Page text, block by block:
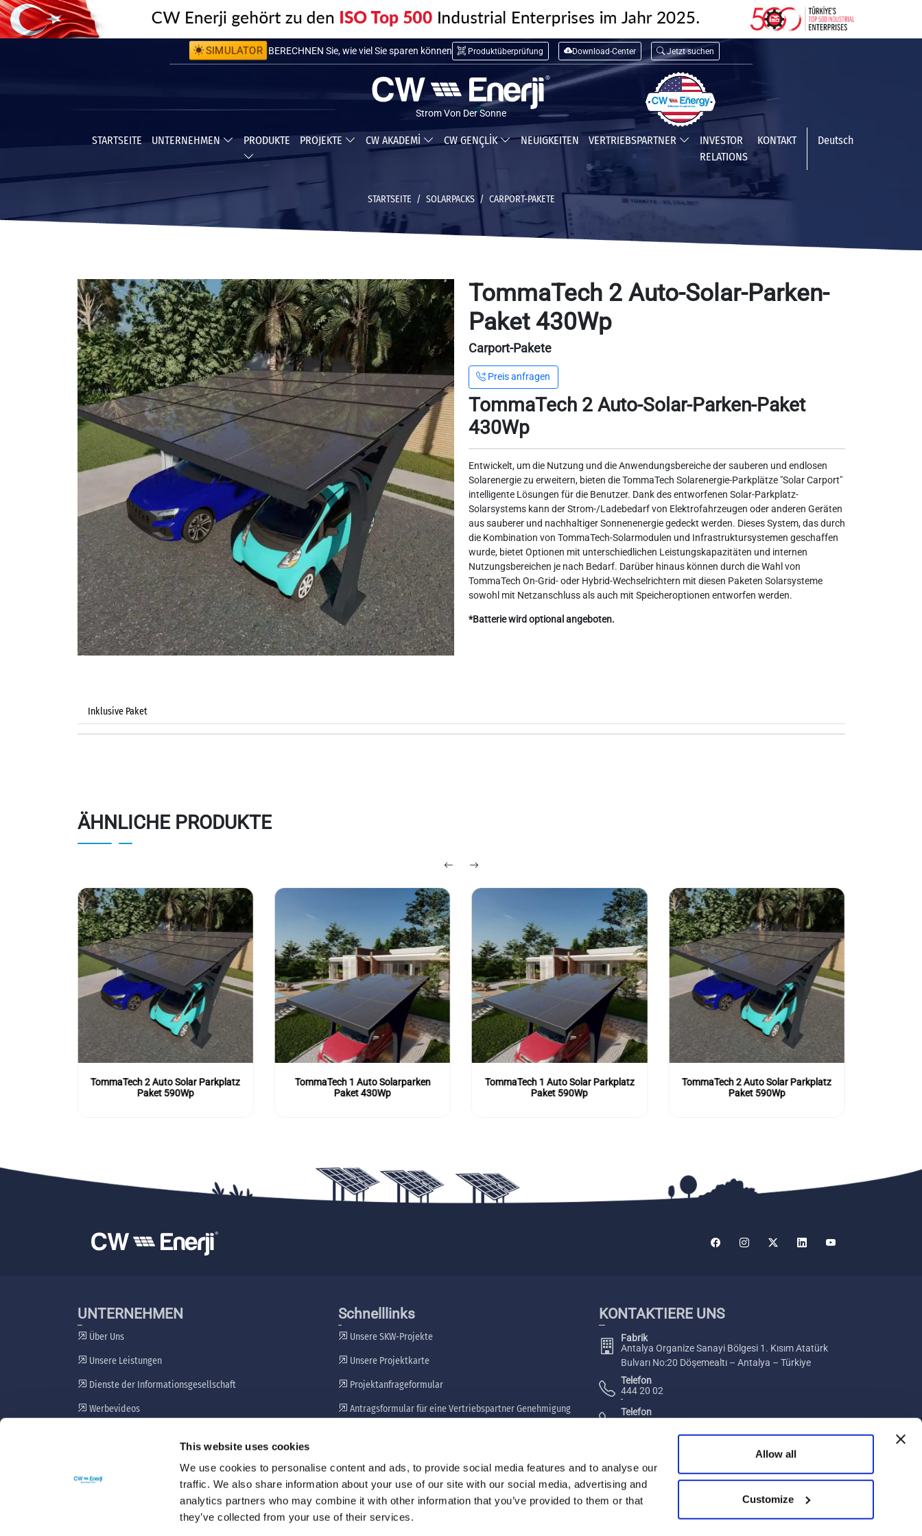
This website uses cookies
We use cookies to personalise content and ads, to provide social media features and to analyse our
traffic. We also share information about your use of our site with our social media, advertising and
analytics partners who may combine it with other information that you’ve provided to them or that
they’ve collected from your use of their services.
Allow all
Customize
SIMULATOR BERECHNEN Sie die Installationskosten
BERECHNEN Sie, wie viel Sie sparen können
Produktüberprüfung Download-Center Jetzt suchen
Strom Von Der Sonne
STARTSEITE UNTERNEHMEN PRODUKTE PROJEKTE CW AKADEMİ CW GENÇLİK NEUIGKEITEN VERTRIEBSPARTNER
INVESTOR
RELATIONS
KONTAKT Deutsch
STARTSEITE SOLARPACKS CARPORT-PAKETE
TommaTech 2 Auto-Solar-Parken-
Paket 430Wp
Carport-Pakete
Preis anfragen
TommaTech 2 Auto-Solar-Parken-Paket
430Wp
Entwickelt, um die Nutzung und die Anwendungsbereiche der sauberen und endlosen
Solarenergie zu erweitern, bieten die TommaTech Solarenergie-Parkplätze "Solar Carport"
intelligente Lösungen für die Benutzer. Dank des entworfenen Solar-Parkplatz-
Solarsystems kann der Strom-/Ladebedarf von Elektrofahrzeugen oder anderen Geräten
aus sauberer und nachhaltiger Sonnenenergie gedeckt werden. Dieses System, das durch
die Kombination von TommaTech-Solarmodulen und Infrastruktursystemen geschaffen
wurde, bietet Optionen mit unterschiedlichen Leistungskapazitäten und internen
Nutzungsbereichen je nach Bedarf. Darüber hinaus können durch die Wahl von
TommaTech On-Grid- oder Hybrid-Wechselrichtern mit diesen Paketen Solarsysteme
sowohl mit Netzanschluss als auch mit Speicheroptionen entworfen werden.
*Batterie wird optional angeboten.
Inklusive Paket
ÄHNLICHE PRODUKTE
TommaTech 2 Auto Solar Parkplatz
Paket 590Wp
TommaTech 1 Auto Solarparken
Paket 430Wp
TommaTech 1 Auto Solar Parkplatz
Paket 590Wp
TommaTech 2 Auto Solar Parkplatz
Paket 590Wp
UNTERNEHMEN
Über Uns
Unsere Leistungen
Dienste der Informationsgesellschaft
Werbevideos
Schnelllinks
Unsere SKW-Projekte
Unsere Projektkarte
Projektanfrageformular
Antragsformular für eine Vertriebspartner Genehmigung
KONTAKTIERE UNS
Fabrik
Antalya Organize Sanayi Bölgesi 1. Kısım Atatürk
Bulvarı No:20 Döşemealtı – Antalya – Türkiye
Telefon
444 20 02
Telefon
+ 90 242 229 00 74
Email
[email protected]